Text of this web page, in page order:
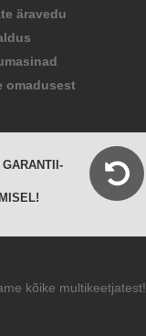
äravedu
omadusest
kõike multikeetjatest!
GARANTII-